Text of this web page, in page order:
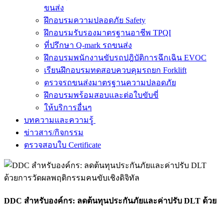
ขนส่ง
ฝึกอบรมความปลอดภัย Safety
ฝึกอบรมรับรองมาตรฐานอาชีพ TPQI
ที่ปรึกษา Q-mark รถขนส่ง
ฝึกอบรมพนักงานขับรถปฎิบัติการฉึกเฉิน EVOC
เรียนฝึกอบรมทดสอบควบคุมรถยก Forklift
ตรวจรถขนส่งมาตรฐานความปลอดภัย
ฝึกอบรมพร้อมสอบและต่อใบขับขี่
ให้บริการอื่นๆ
บทความและความรู้
ข่าวสาร/กิจกรรม
ตรวจสอบใบ Certificate
DDC สำหรับองค์กร: ลดต้นทุนประกันภัยและค่าปรับ DLT ด้วย